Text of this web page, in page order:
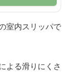
室内スリッパで
よる滑りにくさ